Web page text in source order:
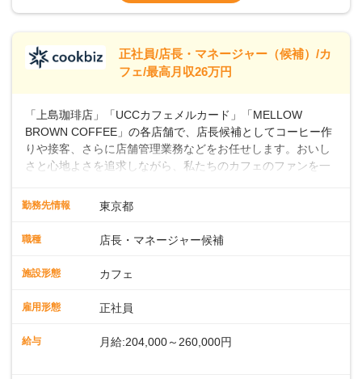
※経験・スキルを考慮の上、決定します。
※別途、残業代および各種手当あり
※試用期間なし
■店長職： ・西日本／月給26万7500円
万円＋賞与(年3回)・店長職：年収410万円／
正社員/店長・マネージャー（候補）/カ
フェ/最高月収26万円
「上島珈琲店」「UCCカフェメルカード」「MELLOW
BROWN COFFEE」の各店舗で、店長候補としてコーヒー作
りや接客、さらに店舗管理業務などをお任せします。おいし
さと心地よさを追求しながら、私たちのカフェのファンを一
の抽出や各種ドリンクの作成お客様のご案内、レジ対応軽食
タートも安心 ◎サポート体制充実コーヒーの知識から接客マ
から40代まで幅広い年齢層が活躍しており、チームワークも
るので、スムーズに業務に馴染める環境です。「カフェの接
長として活躍を！接客業務になれたら、売上・シフト・在庫
勤務先情報 東京都
職種 店長・マネージャー候補
施設形態 カフェ
雇用形態 正社員
給与 月給:204,000～260,000円